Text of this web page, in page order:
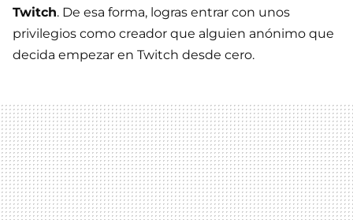
Twitch. De esa forma, logras entrar con unos
privilegios como creador que alguien anónimo que
decida empezar en Twitch desde cero.